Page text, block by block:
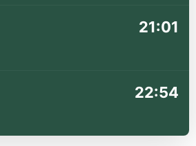
21:01
22:54